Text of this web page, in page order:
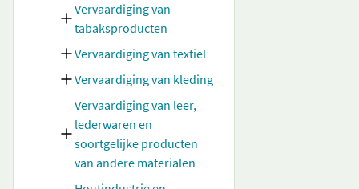
Vervaardiging van
tabaksproducten
Vervaardiging van textiel
Vervaardiging van kleding
Vervaardiging van leer,
lederwaren en
soortgelijke producten
van andere materialen